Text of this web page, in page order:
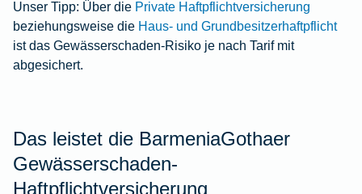
Unser Tipp: Über die Private Haftpflichtversicherung
beziehungsweise die Haus- und Grundbesitzerhaftpflicht
ist das Gewässerschaden-Risiko je nach Tarif mit
abgesichert.
Das leistet die BarmeniaGothaer
Gewässerschaden-
Haftpflichtversicherung